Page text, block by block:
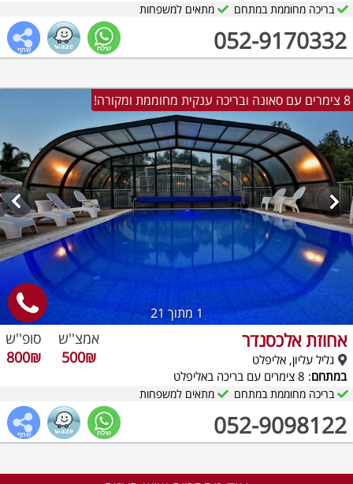
052-9170332
בריכה מחוממת במתחם מתאים למשפחות
8 צימרים עם סאונה ובריכה ענקית מחוממת ומקורה!
1 מתוך 21
אחוזת אלכסנדר
גליל עליון, אליפלט
במתחם: 8 צימרים עם בריכה באליפלט
052-9098122
אמצ''ש
500₪
סופ''ש
800₪
בריכה מחוממת במתחם מתאים למשפחות